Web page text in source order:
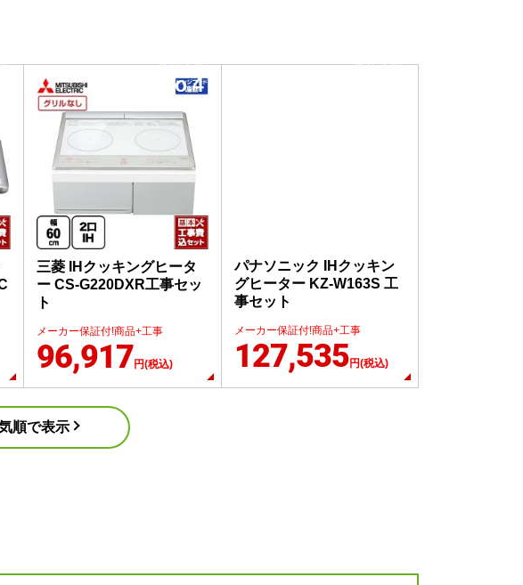
当店人気
No.4
三菱 IHクッキングヒータ
ー CS-G220DXR工事セッ
ト
メーカー保証付!商品+工事
96,917円(税込)
当店人気
パナソニック IHクッキン
グヒーター KZ-W163S 工
事セット
メーカー保証付!商品+工事
127,535円(税込)
順で表示